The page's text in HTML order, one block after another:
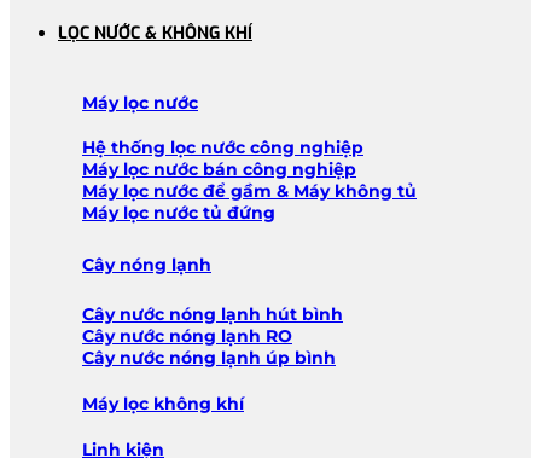
LỌC NƯỚC & KHÔNG KHÍ
Máy lọc nước
Hệ thống lọc nước công nghiệp
Máy lọc nước bán công nghiệp
Máy lọc nước để gầm & Máy không tủ
Máy lọc nước tủ đứng
Cây nóng lạnh
Cây nước nóng lạnh hút bình
Cây nước nóng lạnh RO
Cây nước nóng lạnh úp bình
Máy lọc không khí
Linh kiện